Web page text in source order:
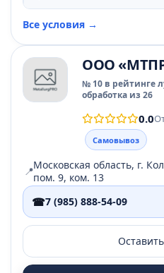
Все условия →
ООО
№ 10 в рейтинге
обработка из 26
0.0
Самовывоз
📍Московская область, г.
пом. 9, ком. 13
☎7 (985) 888-54-09